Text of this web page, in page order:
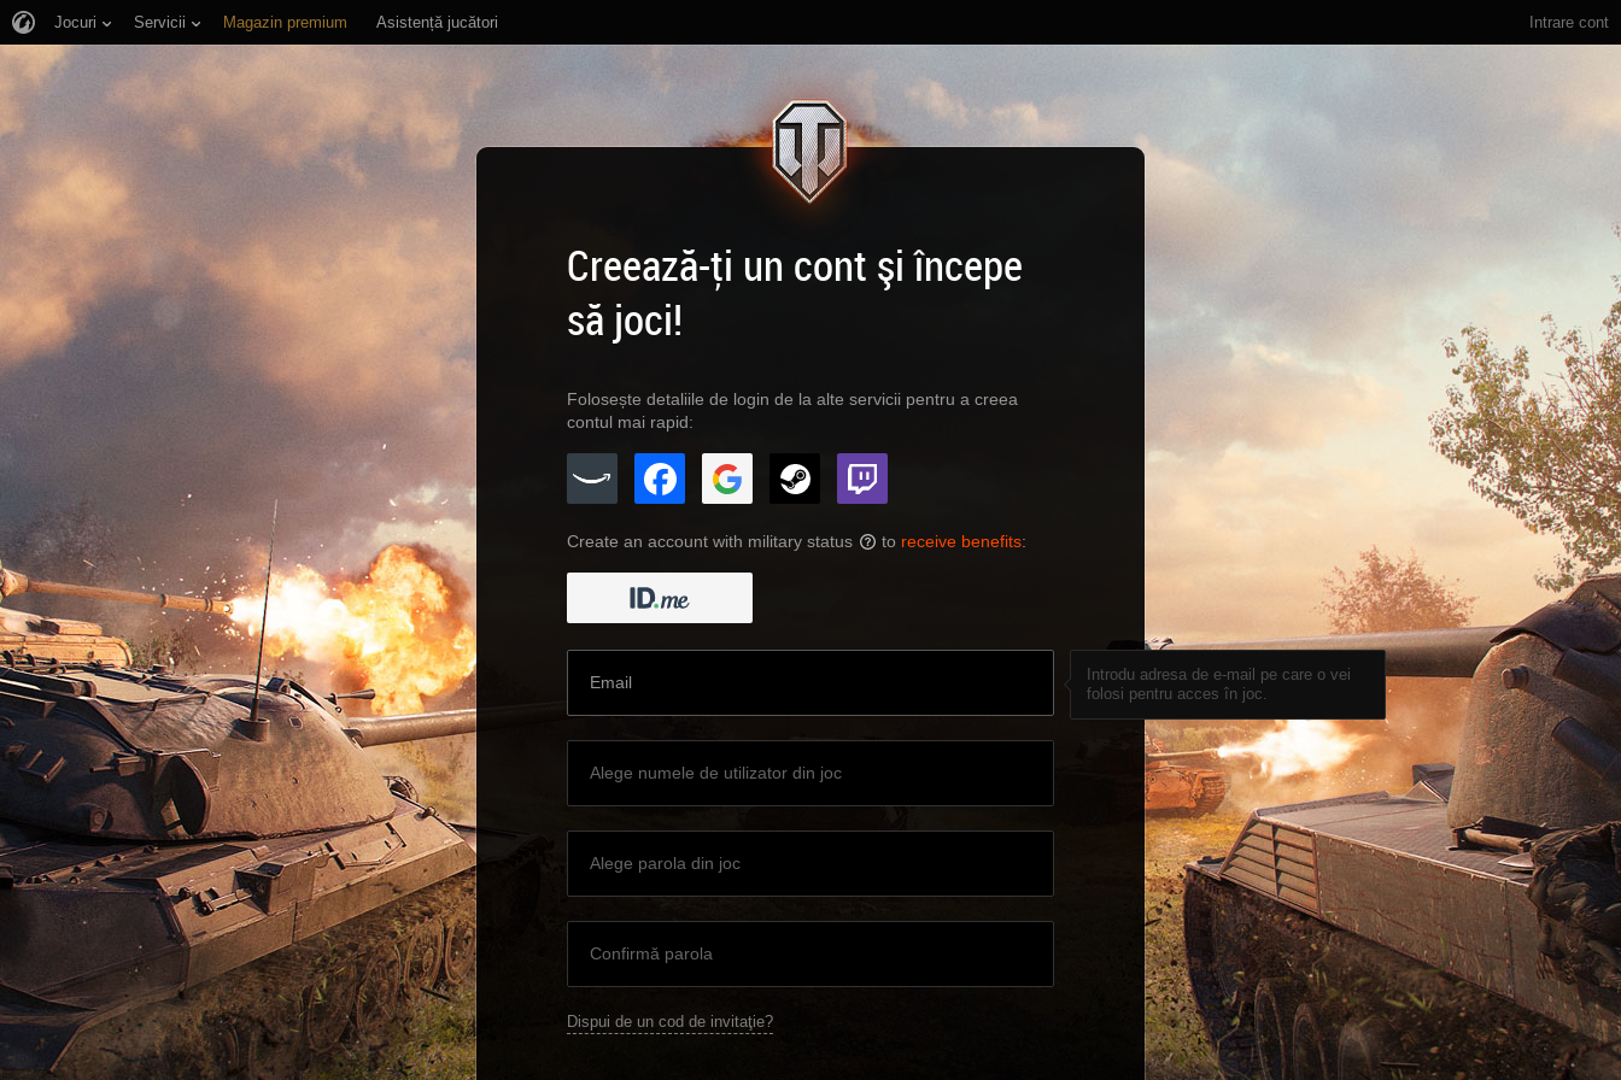
Intrare cont
Jocuri Servicii Magazin premium Asistență jucători
Creează-ţi un cont şi începe
să joci!
Folosește detaliile de login de la alte servicii pentru a creea
contul mai rapid:
Create an account with military status ? to receive benefits:
Introdu adresa de e-mail pe care o vei
folosi pentru acces în joc.
Dispui de un cod de invitaţie?